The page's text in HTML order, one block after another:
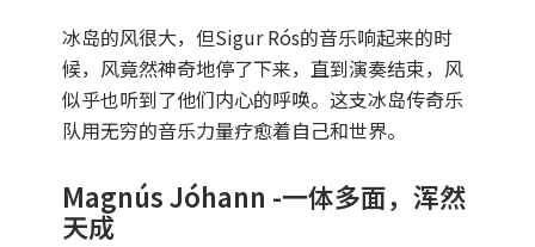
冰岛的风很大，但Sigur Rós的音乐响起来的时
候，风竟然神奇地停了下来，直到演奏结束，风
似乎也听到了他们内心的呼唤。这支冰岛传奇乐
队用无穷的音乐力量疗愈着自己和世界。
Magnús Jóhann -一体多面，浑然
天成